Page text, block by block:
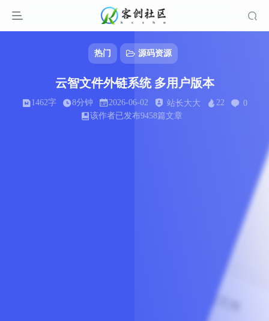
热门 源码资源
云智文件外链系统 多用户版本
1462字 8分钟 2026-06-02 站长大大 22
0
该作者已发布9458篇文章